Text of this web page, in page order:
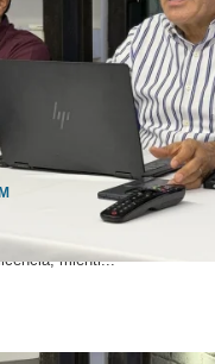
afirmó que el ajuste en el
mientr...